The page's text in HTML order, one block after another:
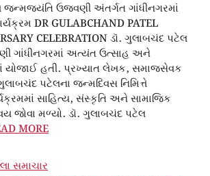
જન્મજયંતિ ઉજવણી અંતર્ગત ગાંધીનગરમાં
DR GULABCHAND PATEL
CELEBRATION ડૉ. ગુલાબચંદ પટેલ
ગાંધીનગરમાં અત્યંત ઉત્સાહ અને
યોજાઈ હતી. પ્રખ્યાત લેખક, સમાજસેવક
પટેલના જન્મદિવસ નિમિત્તે
સાહિત્ય, સંસ્કૃતિ અને સામાજિક
જોવા મળ્યો. ડૉ. ગુલાબચંદ પટેલ
MORE
સમાચાર